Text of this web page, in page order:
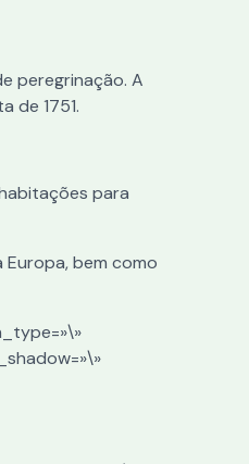
peregrinação. A
de 1751.
para
bem como